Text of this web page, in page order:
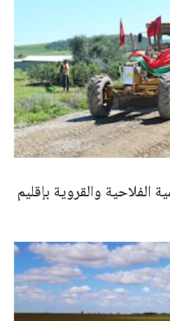
الفلاحية والقروية بإقليم